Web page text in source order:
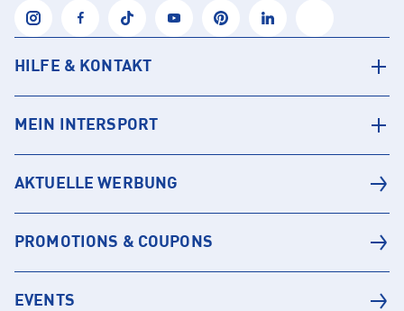
HILFE & KONTAKT
MEIN INTERSPORT
AKTUELLE WERBUNG
PROMOTIONS & COUPONS
EVENTS